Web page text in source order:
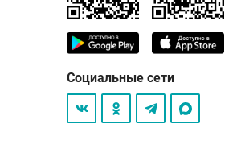
Социальные сети